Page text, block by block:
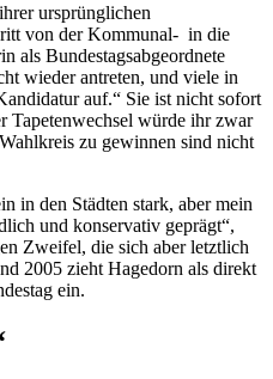
ursprünglichen
von der Kommunal- in die
als Bundestagsabgeordnete
wieder antreten, und viele in
auf.“ Sie ist nicht sofort
Tapetenwechsel würde ihr zwar
zu gewinnen sind nicht
in den Städten stark, aber mein
und konservativ geprägt“,
Zweifel, die sich aber letztlich
2005 zieht Hagedorn als direkt
ein.